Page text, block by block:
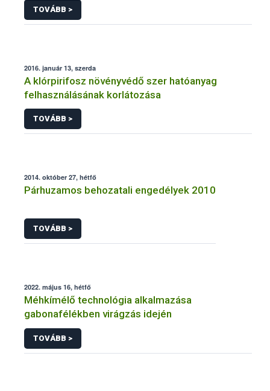
TOVÁBB >
2016. január 13, szerda
A klórpirifosz növényvédő szer hatóanyag
felhasználásának korlátozása
TOVÁBB >
2014. október 27, hétfő
Párhuzamos behozatali engedélyek 2010
TOVÁBB >
2022. május 16, hétfő
Méhkímélő technológia alkalmazása
gabonafélékben virágzás idején
TOVÁBB >